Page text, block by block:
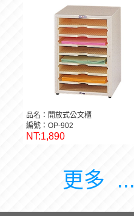
品名：開放式公文櫃
編號：OP-902
NT:1,890
更多 ...